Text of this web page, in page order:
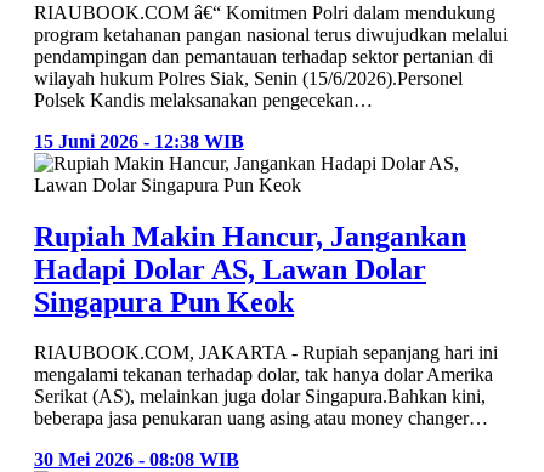
RIAUBOOK.COM â€“ Komitmen Polri dalam mendukung
program ketahanan pangan nasional terus diwujudkan melalui
pendampingan dan pemantauan terhadap sektor pertanian di
wilayah hukum Polres Siak, Senin (15/6/2026).Personel
Polsek Kandis melaksanakan pengecekan…
15 Juni 2026 - 12:38 WIB
Rupiah Makin Hancur, Jangankan
Hadapi Dolar AS, Lawan Dolar
Singapura Pun Keok
RIAUBOOK.COM, JAKARTA - Rupiah sepanjang hari ini
mengalami tekanan terhadap dolar, tak hanya dolar Amerika
Serikat (AS), melainkan juga dolar Singapura.Bahkan kini,
beberapa jasa penukaran uang asing atau money changer…
30 Mei 2026 - 08:08 WIB